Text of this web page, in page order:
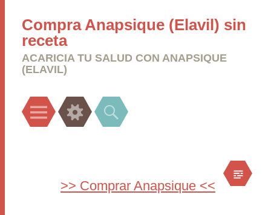
Compra Anapsique (Elavil) sin
receta
ACARICIA TU SALUD CON ANAPSIQUE
(ELAVIL)
Menu Widgets Search
>> Comprar Anapsique <<